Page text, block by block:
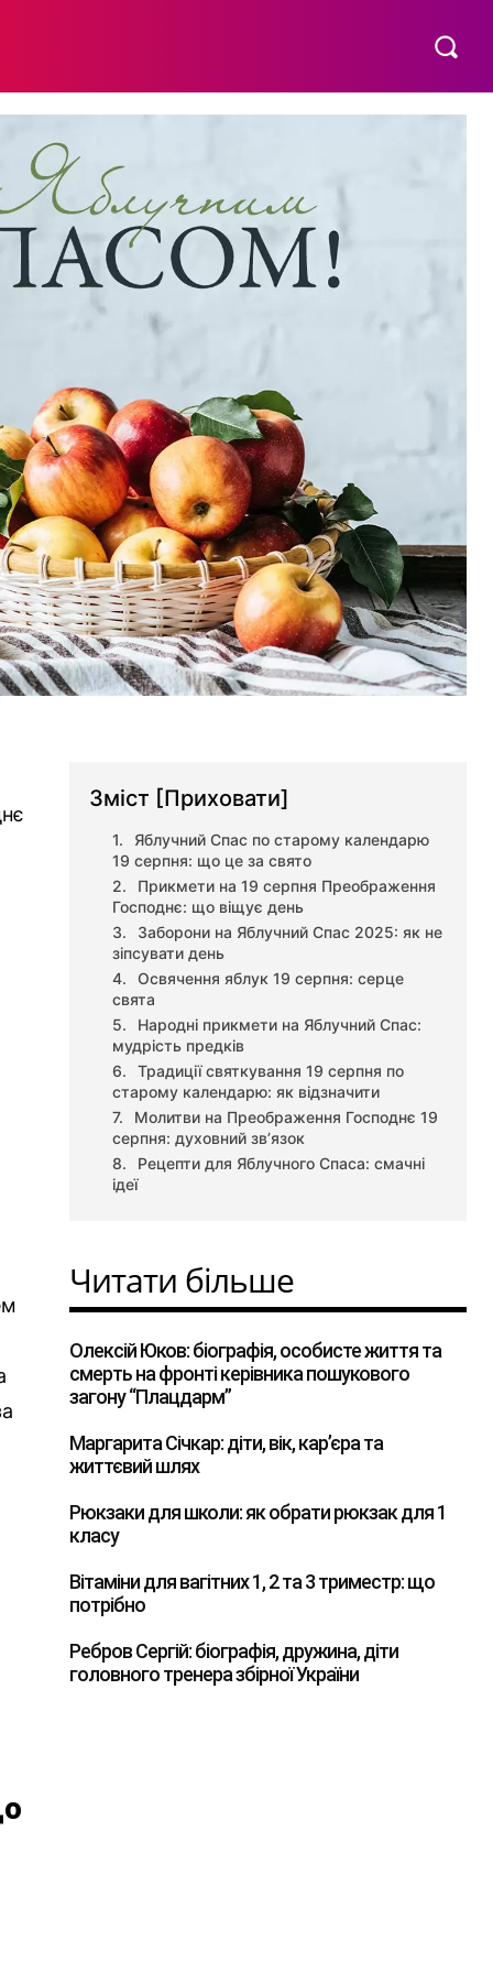
Зміст [Приховати]
Яблучний Спас по старому календарю
19 серпня: що це за свято
Прикмети на 19 серпня Преображення
Господнє: що віщує день
Заборони на Яблучний Спас 2025: як не
зіпсувати день
Освячення яблук 19 серпня: серце
свята
Народні прикмети на Яблучний Спас:
мудрість предків
Традиції святкування 19 серпня по
старому календарю: як відзначити
Молитви на Преображення Господнє 19
серпня: духовний зв’язок
Рецепти для Яблучного Спаса: смачні
ідеї
Читати більше
Олексій Юков: біографія, особисте життя та
смерть на фронті керівника пошукового
загону “Плацдарм”
Маргарита Січкар: діти, вік, кар’єра та
життєвий шлях
Рюкзаки для школи: як обрати рюкзак для 1
класу
Вітаміни для вагітних 1, 2 та 3 триместр: що
потрібно
Ребров Сергій: біографія, дружина, діти
головного тренера збірної України